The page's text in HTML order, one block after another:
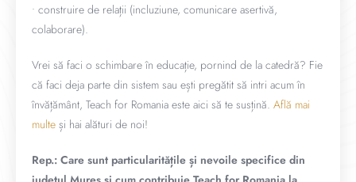
• construire de relații (incluziune, comunicare asertivă,
colaborare).
Vrei să faci o schimbare în educație, pornind de la catedră? Fie
că faci deja parte din sistem sau ești pregătit să intri acum în
învățământ, Teach for Romania este aici să te susțină. Află mai
multe și hai alături de noi!
Rep.: Care sunt particularitățile și nevoile specifice din